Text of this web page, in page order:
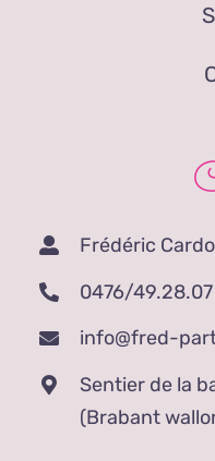
Frédéric
0476/49.28.07
info@fred-
Sentier de la
(Brabant